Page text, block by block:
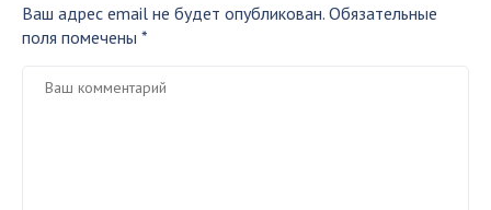
Ваш адрес email не будет опубликован. Обязательные
поля помечены *